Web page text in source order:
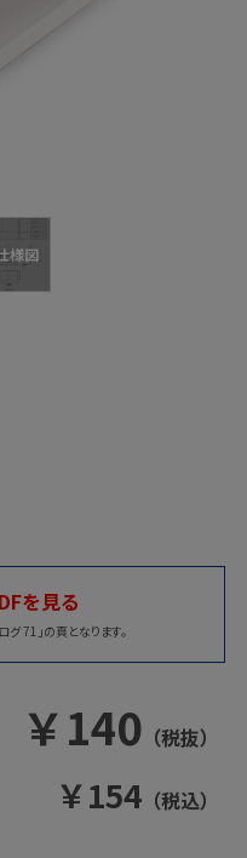
様図
を見る
71」の頁となります。
￥140 （税抜）
￥154 （税込）